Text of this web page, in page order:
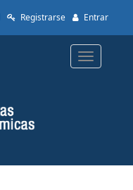
Registrarse Entrar
Toggle